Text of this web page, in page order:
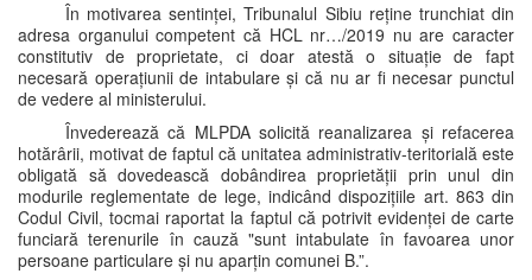
În motivarea sentinței, Tribunalul Sibiu reține trunchiat din
adresa organului competent că HCL nr…/2019 nu are caracter
constitutiv de proprietate, ci doar atestă o situație de fapt
necesară operațiunii de intabulare și că nu ar fi necesar punctul
de vedere al ministerului.
Învederează că MLPDA solicită reanalizarea și refacerea
hotărârii, motivat de faptul că unitatea administrativ-teritorială este
obligată să dovedească dobândirea proprietății prin unul din
modurile reglementate de lege, indicând dispozițiile art. 863 din
Codul Civil, tocmai raportat la faptul că potrivit evidenței de carte
funciară terenurile în cauză "sunt intabulate în favoarea unor
persoane particulare și nu aparțin comunei B.”.